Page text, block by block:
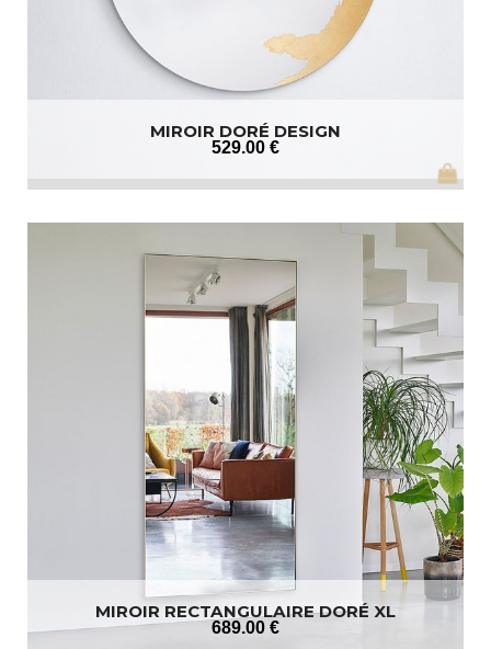
MIROIR DORÉ DESIGN
529.00 €
MIROIR RECTANGULAIRE DORÉ XL
689.00 €